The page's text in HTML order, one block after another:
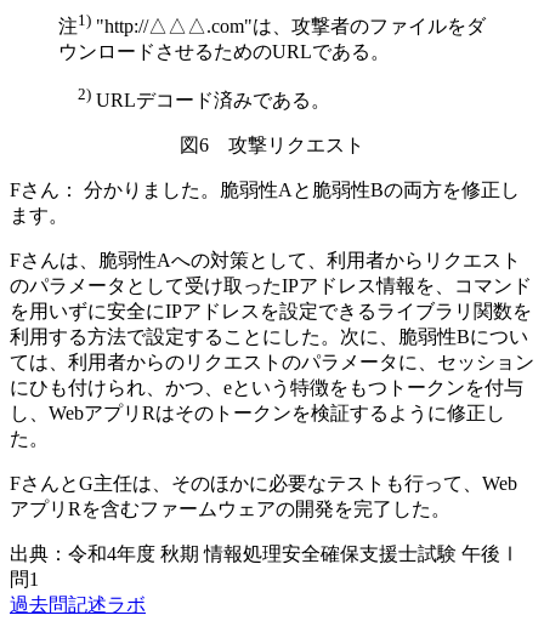
注1) "http://△△△.com"は、攻撃者のファイルをダ
ウンロードさせるためのURLである。
2) URLデコード済みである。
図6 攻撃リクエスト
Fさん：
分かりました。脆弱性Aと脆弱性Bの両方を修正し
ます。
Fさんは、脆弱性Aへの対策として、利用者からリクエスト
のパラメータとして受け取ったIPアドレス情報を、コマンド
を用いずに安全にIPアドレスを設定できるライブラリ関数を
利用する方法で設定することにした。次に、脆弱性Bについ
ては、利用者からのリクエストのパラメータに、セッション
にひも付けられ、かつ、 eという特徴をもつトークンを付与
し、WebアプリRはそのトークンを検証するように修正し
た。
FさんとG主任は、そのほかに必要なテストも行って、Web
アプリRを含むファームウェアの開発を完了した。
出典：令和4年度 秋期 情報処理安全確保支援士試験 午後Ⅰ
問1
過去問記述ラボ